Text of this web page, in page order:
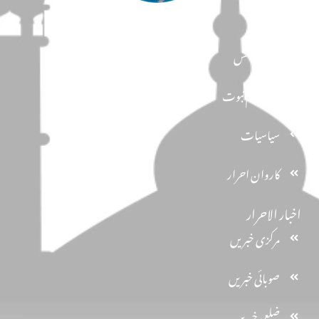
اخبار الاحرار
مرکزی خبریں
صوبائی خبریں
دین و دانش
تحفظ ختم نبوت
سیاسیات
کاروان احرار